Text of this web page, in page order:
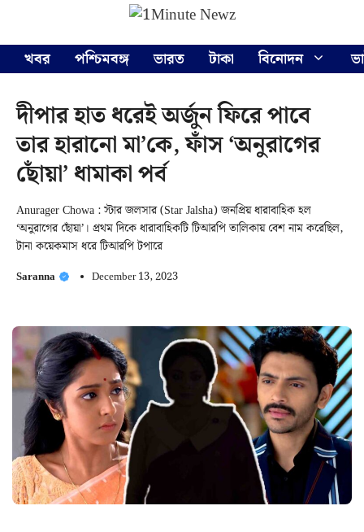
content
খবর
পশ্চিমবঙ্গ ভারত টাকা বিনোদন
দীপার হাত ধরেই অর্জুন ফিরে পাবে
তার হারানো মা’কে, ফাঁস ‘অনুরাগের
ছোঁয়া’ ধামাকা পর্ব
Anurager Chowa : স্টার জলসার (Star Jalsha) জনপ্রিয় ধারাবাহিক হল
‘অনুরাগের ছোঁয়া’। প্রথম দিকে ধারাবাহিকটি টিআরপি তালিকায় বেশ নাম করেছিল,
টানা কয়েকমাস ধরে টিআরপি টপারে
Saranna December 13, 2023